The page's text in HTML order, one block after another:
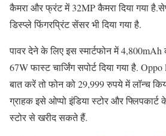
कैमरा और फ्रंट में 32MP कैमरा दिया गया
डिस्प्ले फिंगरप्रिंट सेंसर भी दिया गया है.
पावर देने के लिए इस स्मार्टफोन में 4,800mAh
67W फास्ट चार्जिंग सपोर्ट दिया गया है.
बात करें तो फोन को 29,999 रुपये में लॉन्च
ग्राहक इसे ओप्पो इंडिया स्टोर और
स्टोर से खरीद सकते हैं.